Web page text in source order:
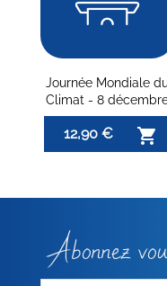
Journée Mondiale
Climat - 8
12,90 € 
Abonnez